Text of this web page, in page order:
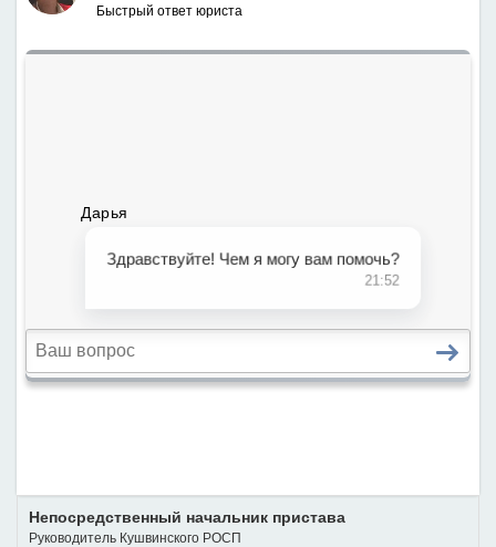
Непосредственный начальник пристава
Руководитель Кушвинского РОСП